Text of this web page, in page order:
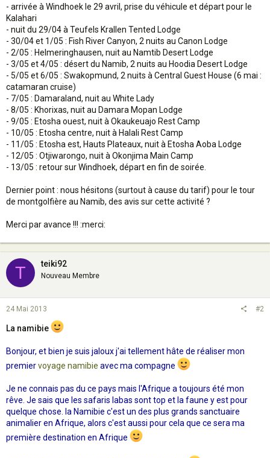
- arrivée à Windhoek le 29 avril, prise du véhicule et départ pour le
Kalahari
- nuit du 29/04 à Teufels Krallen Tented Lodge
- 30/04 et 1/05 : Fish River Canyon, 2 nuits au Canon Lodge
- 2/05 : Helmeringhausen, nuit au Namtib Desert Lodge
- 3/05 et 4/05 : désert du Namib, 2 nuits au Hoodia Desert Lodge
- 5/05 et 6/05 : Swakopmund, 2 nuits à Central Guest House (6 mai :
catamaran cruise)
- 7/05 : Damaraland, nuit au White Lady
- 8/05 : Khorixas, nuit au Damara Mopan Lodge
- 9/05 : Etosha ouest, nuit à Okaukeuajo Rest Camp
- 10/05 : Etosha centre, nuit à Halali Rest Camp
- 11/05 : Etosha est, Hauts Plateaux, nuit à Etosha Aoba Lodge
- 12/05 : Otjiwarongo, nuit à Okonjima Main Camp
- 13/05 : retour sur Windhoek, départ en fin de soirée.
Dernier point : nous hésitons (surtout à cause du tarif) pour le tour
de montgolfière au Namib, des avis sur cette activité ?
Merci par avance !!! :merci:
T teiki92
Nouveau Membre
24 Mai 2013 #2
La namibie
Bonjour, et bien je suis jaloux j'ai tellement hâte de réaliser mon
premiervoyage namibie avec ma compagne
Je ne connais pas du ce pays mais l'Afrique a toujours été mon
rêve. Je sais que les safaris labas sont top et la faune y est pour
quelque chose. la Namibie c'est un des plus grands sanctuaire
animalier en Afrique, alors c'est aussi pour cela que ce sera ma
première destination en Afrique